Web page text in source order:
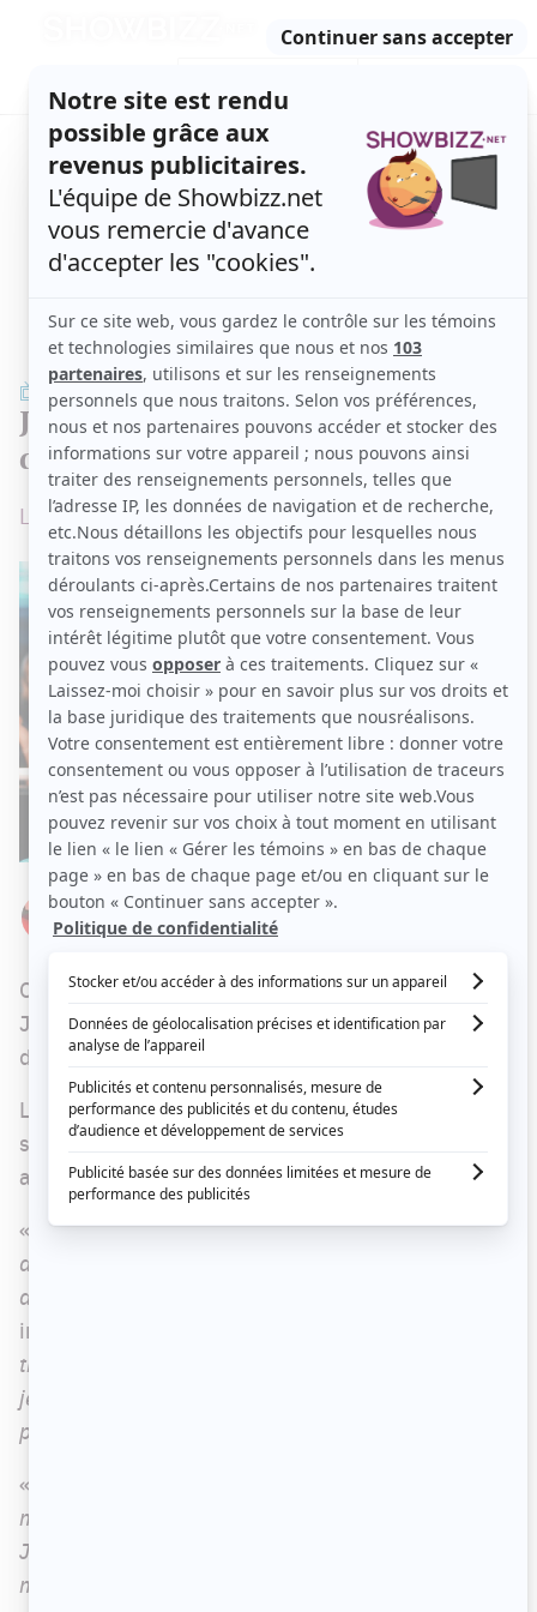
l'accueil
ACTUALITÉS
TÉLÉ, STARS, ETC. SÉRIESET TÉLÉ
Jay Du Temple discute de l'impact
de sa beauté sur sa carrière
Les deux hommes échangent de façon fascinante.
Par Élizabeth Lepage-Boily
LUNDI 28 JUIN 2021 À 07 H 00
Ce dimanche, àL'autre midi à la table d'à côté,
Jay Du Temple et Serge Denoncourt ont discuté
de plusieurs sujets fascinants, dont la beauté.
Le metteur en scène de 59 ans a osé introduire ce
sujet assez épineux auprès de l'humoriste de 30
ans son cadet.
«
Quand j'ai commencé à faire de l'humour, ça m'a
aidé de rentrer dans les standards de la société,
d'être considéré comme un beau garçon
indiqué
travailler mes jokes deux fois plus fort, parce que
je me disais : "Ils n'auront pas le choix de me
parler de mon stock".
«
m'habillais pas comme je m'habille normalement.
Je mettais du linge sobre, j'enlevais mes bracelets,
mes bagues. Je me mettais au neutre. Quand j'ai